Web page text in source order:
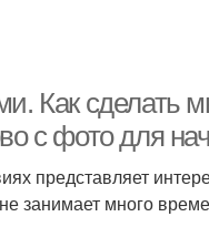
Как сделать
с фото для
представляет
занимает много